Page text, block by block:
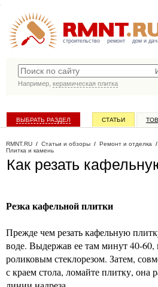
строительство ремонт дом и
Например, керамическая плитка
ВЫБРАТЬ РАЗДЕЛ СТАТЬИ
RMNT.RU / Статьи и обзоры / Ремонт и отделка /
Плитка и камень
Как резать
Резка кафельной плитки
Прежде чем резать кафельную
воде. Выдержав ее там минут 40-60,
роликовым стеклорезом. Затем,
с краем стола, ломайте плитку, она